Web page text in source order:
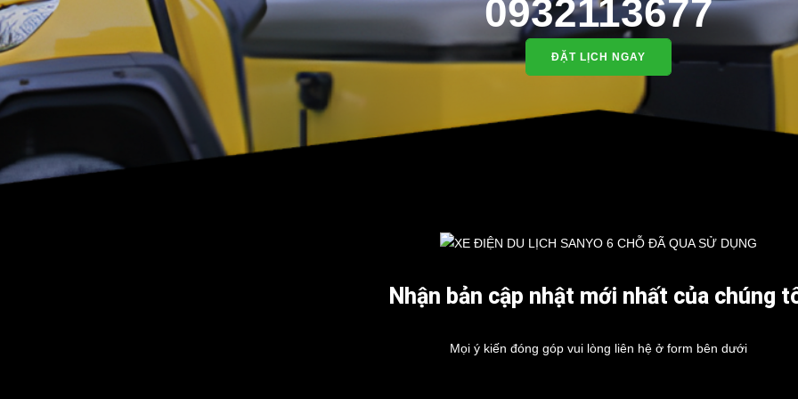
0932113677
ĐẶT LỊCH NGAY
Nhận bản cập nhật mới nhất của chúng
Mọi ý kiến đóng góp vui lòng liên hệ ở form bên dưới